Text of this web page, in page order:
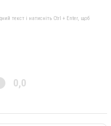
текст і натисніть Ctrl + Enter, щоб
0,0